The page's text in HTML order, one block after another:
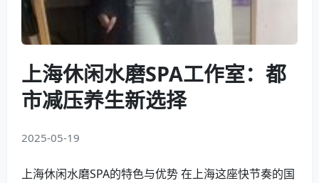
上海休闲水磨SPA工作室：都
市减压养生新选择
2025-05-19
上海休闲水磨SPA的特色与优势 在上海这座快节奏的国